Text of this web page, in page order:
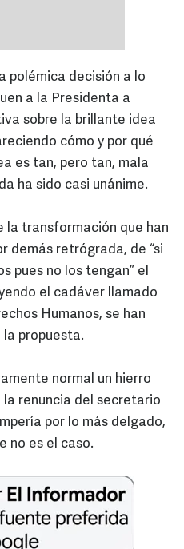
polémica decisión a lo
a la Presidenta a
sobre la brillante idea
cómo y por qué
es tan, pero tan, mala
ha sido casi unánime.
la transformación que han
demás retrógrada, de “si
pues no los tengan” el
el cadáver llamado
Humanos, se han
propuesta.
normal un hierro
renuncia del secretario
por lo más delgado,
no es el caso.